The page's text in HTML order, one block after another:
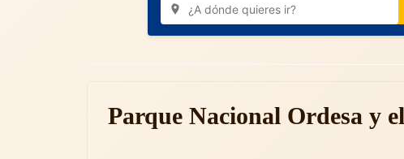
Parque Nacional Ordesa y